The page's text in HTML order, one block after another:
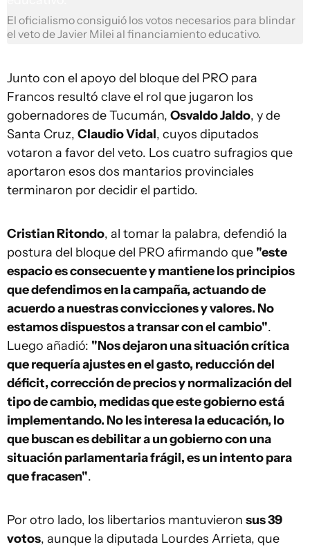
El oficialismo consiguió los votos necesarios para blindar
el veto de Javier Milei al financiamiento educativo.
Junto con el apoyo del bloque del PRO para
Francos resultó clave el rol que jugaron los
gobernadores de Tucumán, Osvaldo Jaldo, y de
Santa Cruz, Claudio Vidal, cuyos diputados
votaron a favor del veto. Los cuatro sufragios que
aportaron esos dos mantarios provinciales
terminaron por decidir el partido.
Cristian Ritondo, al tomar la palabra, defendió la
postura del bloque del PRO afirmando que "este
espacio es consecuente y mantiene los principios
que defendimos en la campaña, actuando de
acuerdo a nuestras convicciones y valores. No
estamos dispuestos a transar con el cambio".
Luego añadió: "Nos dejaron una situación crítica
que requería ajustes en el gasto, reducción del
déficit, corrección de precios y normalización del
tipo de cambio, medidas que este gobierno está
implementando. No les interesa la educación, lo
que buscan es debilitar a un gobierno con una
situación parlamentaria frágil, es un intento para
que fracasen".
Por otro lado, los libertarios mantuvieron sus 39
votos, aunque la diputada Lourdes Arrieta, que